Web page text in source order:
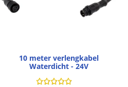
10 meter verlengkabel
Waterdicht - 24V